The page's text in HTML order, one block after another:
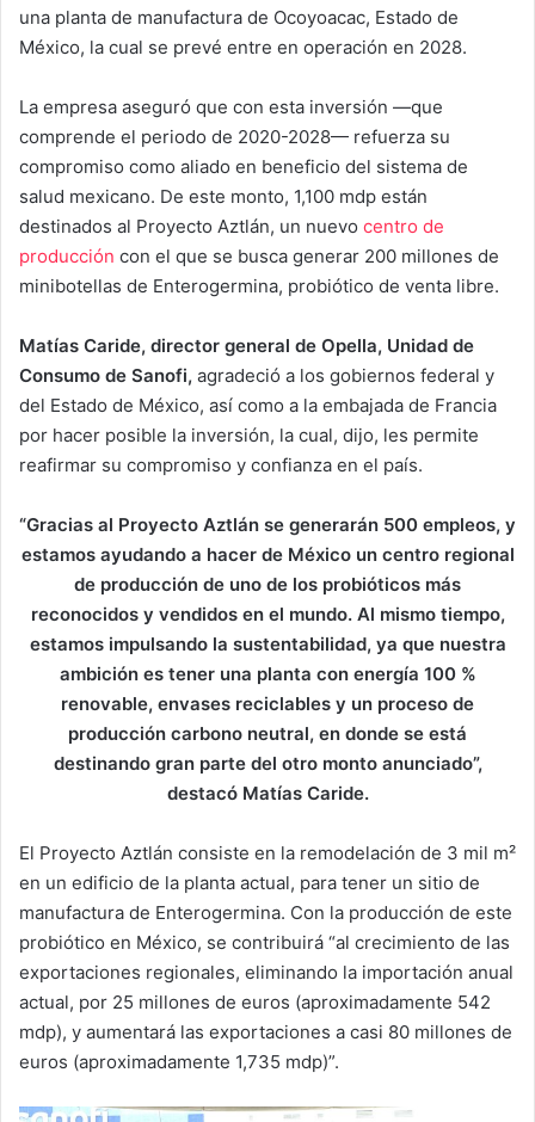
una planta de manufactura de Ocoyoacac, Estado de
México, la cual se prevé entre en operación en 2028.
La empresa aseguró que con esta inversión —que
comprende el periodo de 2020-2028— refuerza su
compromiso como aliado en beneficio del sistema de
salud mexicano. De este monto, 1,100 mdp están
destinados al Proyecto Aztlán, un nuevo centro de
producción con el que se busca generar 200 millones de
minibotellas de Enterogermina, probiótico de venta libre.
Matías Caride, director general de Opella, Unidad de
Consumo de Sanofi, agradeció a los gobiernos federal y
del Estado de México, así como a la embajada de Francia
por hacer posible la inversión, la cual, dijo, les permite
reafirmar su compromiso y confianza en el país.
“Gracias al Proyecto Aztlán se generarán 500 empleos, y
estamos ayudando a hacer de México un centro regional
de producción de uno de los probióticos más
reconocidos y vendidos en el mundo. Al mismo tiempo,
estamos impulsando la sustentabilidad, ya que nuestra
ambición es tener una planta con energía 100 %
renovable, envases reciclables y un proceso de
producción carbono neutral, en donde se está
destinando gran parte del otro monto anunciado”,
destacó Matías Caride.
El Proyecto Aztlán consiste en la remodelación de 3 mil m²
en un edificio de la planta actual, para tener un sitio de
manufactura de Enterogermina. Con la producción de este
probiótico en México, se contribuirá “al crecimiento de las
exportaciones regionales, eliminando la importación anual
actual, por 25 millones de euros (aproximadamente 542
mdp), y aumentará las exportaciones a casi 80 millones de
euros (aproximadamente 1,735 mdp)”.